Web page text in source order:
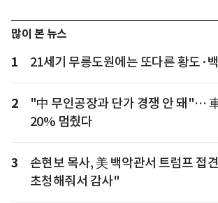
많이 본 뉴스
1 21세기 무릉도원에는 또다른 황도·
2
"中 무인공장과 단가 경쟁 안 돼"…
20% 멈췄다
3
손현보 목사, 美 백악관서 트럼프 접
초청해줘서 감사"